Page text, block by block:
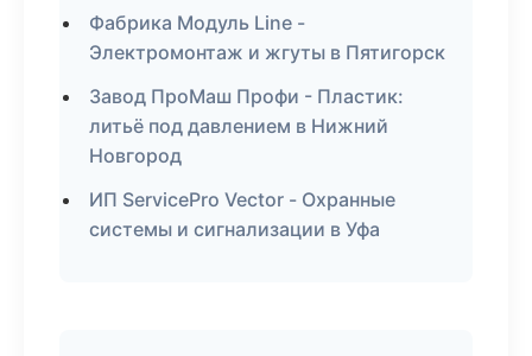
Фабрика Модуль Line -
Электромонтаж и жгуты в Пятигорск
Завод ПроМаш Профи - Пластик:
литьё под давлением в Нижний
Новгород
ИП ServicePro Vector - Охранные
системы и сигнализации в Уфа